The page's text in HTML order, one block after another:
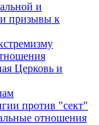
и
призывы к
Церковь и
против "сект"
отношения